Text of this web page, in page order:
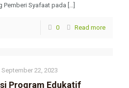
Pemberi Syafaat pada […]
0 Read more
September 22, 2023
Program Edukatif